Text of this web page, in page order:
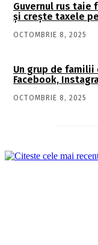
Guvernul rus
și crește taxele
OCTOMBRIE 8, 2025
Un grup de
Facebook,
OCTOMBRIE 8, 2025